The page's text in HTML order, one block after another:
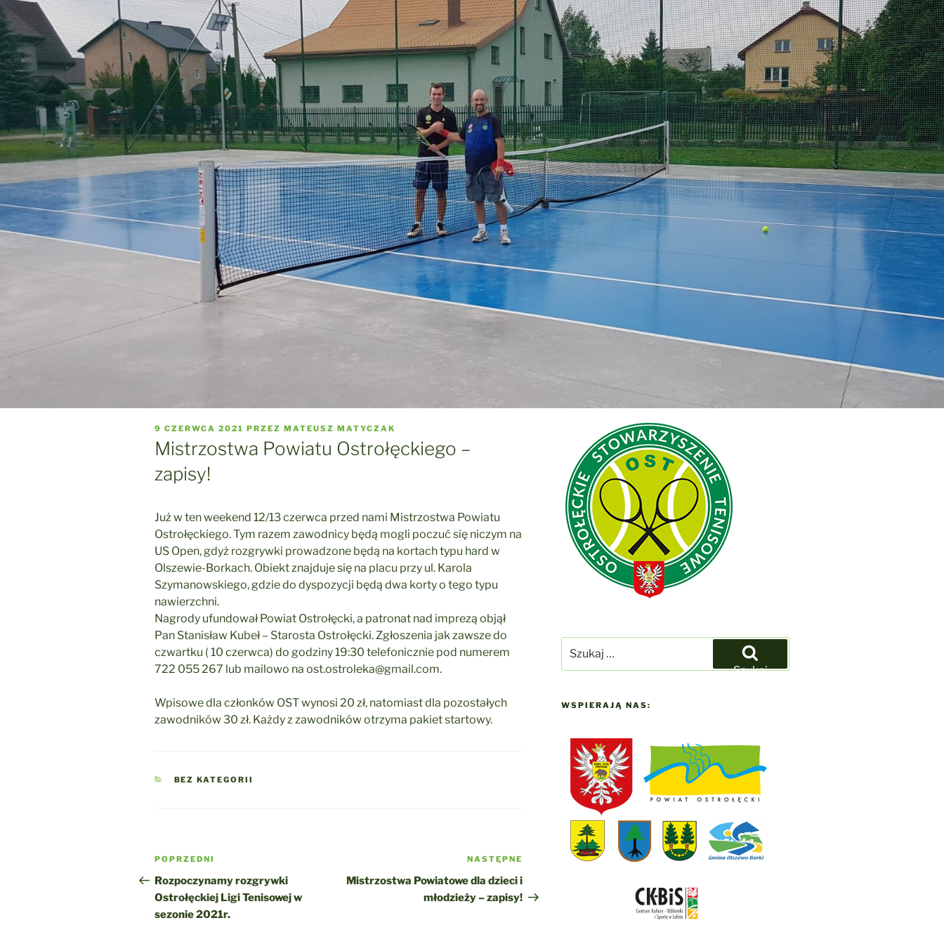
OPUBLIKOWANE
W
9 CZERWCA 2021 PRZEZ MATEUSZ MATYCZAK
Mistrzostwa Powiatu Ostrołęckiego –
zapisy!
Już w ten weekend 12/13 czerwca przed nami Mistrzostwa Powiatu
Ostrołęckiego. Tym razem zawodnicy będą mogli poczuć się niczym na
US Open, gdyż rozgrywki prowadzone będą na kortach typu hard w
Olszewie-Borkach. Obiekt znajduje się na placu przy ul. Karola
Szymanowskiego, gdzie do dyspozycji będą dwa korty o tego typu
nawierzchni.
Nagrody ufundował Powiat Ostrołęcki, a patronat nad imprezą objął
Pan Stanisław Kubeł – Starosta Ostrołęcki. Zgłoszenia jak zawsze do
czwartku ( 10 czerwca) do godziny 19:30 telefonicznie pod numerem
722 055 267 lub mailowo na ost.ostroleka@gmail.com.
Wpisowe dla członków OST wynosi 20 zł, natomiast dla pozostałych
zawodników 30 zł. Każdy z zawodników otrzyma pakiet startowy.
KATEGORIE
BEZ KATEGORII
Nawigacja
wpisu
Poprzedni
wpis
POPRZEDNI
Rozpoczynamy rozgrywki
Ostrołęckiej Ligi Tenisowej w
sezonie 2021r.
wpis
NASTĘPNE
Mistrzostwa Powiatowe dla dzieci i
młodzieży – zapisy!
Szukaj
WSPIERAJĄ NAS: